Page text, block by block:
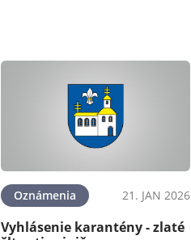
Oznámenia 21. JAN 2026
Vyhlásenie karantény - zlaté